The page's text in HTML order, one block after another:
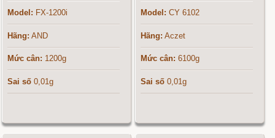
Model: FX-1200i
Hãng: AND
Mức cân: 1200g
Sai số 0,01g
Model: CY 6102
Hãng: Aczet
Mức cân: 6100g
Sai số 0,01g